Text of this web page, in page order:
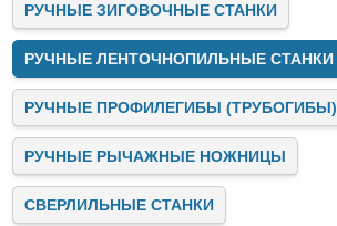
РУЧНЫЕ ЗИГОВОЧНЫЕ СТАНКИ
РУЧНЫЕ ЛЕНТОЧНОПИЛЬНЫЕ СТАНКИ
РУЧНЫЕ ПРОФИЛЕГИБЫ (ТРУБОГИБЫ)
РУЧНЫЕ РЫЧАЖНЫЕ НОЖНИЦЫ
СВЕРЛИЛЬНЫЕ СТАНКИ